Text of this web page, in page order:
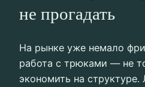
не прогадать
На рынке уже немало
работа с трюками — не
экономить на структуре.